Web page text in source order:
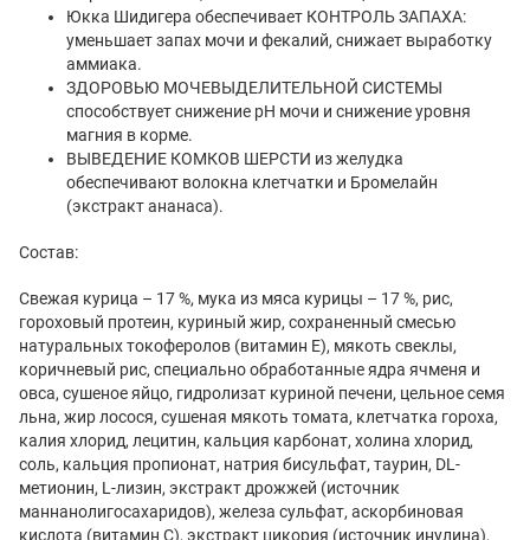
Юкка Шидигера обеспечивает КОНТРОЛЬ ЗАПАХА:
уменьшает запах мочи и фекалий, снижает выработку
аммиака.
ЗДОРОВЬЮ МОЧЕВЫДЕЛИТЕЛЬНОЙ СИСТЕМЫ
способствует снижение pH мочи и снижение уровня
магния в корме.
ВЫВЕДЕНИЕ КОМКОВ ШЕРСТИ из желудка
обеспечивают волокна клетчатки и Бромелайн
(экстракт ананаса).
Состав:
Свежая курица – 17 %, мука из мяса курицы – 17 %, рис,
гороховый протеин, куриный жир, сохраненный смесью
натуральных токоферолов (витамин Е), мякоть свеклы,
коричневый рис, специально обработанные ядра ячменя и
овса, сушеное яйцо, гидролизат куриной печени, цельное семя
льна, жир лосося, сушеная мякоть томата, клетчатка гороха,
калия хлорид, лецитин, кальция карбонат, холина хлорид,
соль, кальция пропионат, натрия бисульфат, таурин, DL-
метионин, L-лизин, экстракт дрожжей (источник
маннанолигосахаридов), железа сульфат, аскорбиновая
кислота (витамин С), экстракт цикория (источник инулина),